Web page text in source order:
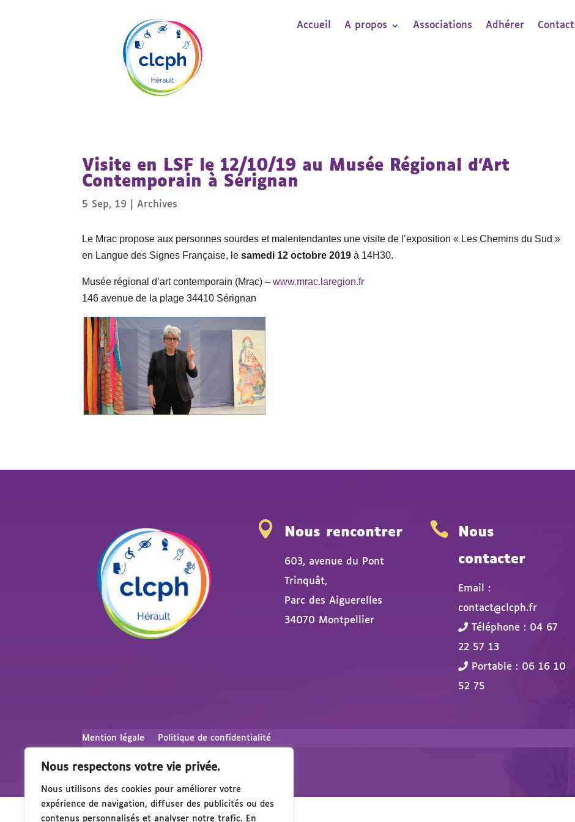
Nous respectons votre vie privée.
Nous utilisons des cookies pour améliorer votre
expérience de navigation, diffuser des publicités ou des
contenus personnalisés et analyser notre trafic. En
Accueil A propos Associations Adhérer Contact
Visite en LSF le 12/10/19 au Musée Régional d’Art
Contemporain à Sérignan
5 Sep, 19 |Archives
Le Mrac propose aux personnes sourdes et malentendantes une visite de l’exposition « Les Chemins du Sud »
en Langue des Signes Française, le samedi 12 octobre 2019 à 14H30.
Musée régional d’art contemporain (Mrac) –www.mrac.laregion.fr
146 avenue de la plage 34410 Sérignan
 Nous rencontrer
603, avenue du Pont
Trinquât,
Parc des Aiguerelles
34070 Montpellier

Nous
contacter
Email :
contact@clcph.fr
Téléphone : 04 67
22 57 13
Portable : 06 16 10
52 75
Mention légale Politique de confidentialité